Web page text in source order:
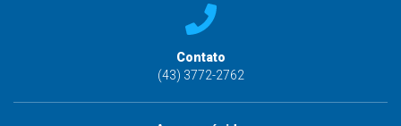
Contato
(43) 3772-2762